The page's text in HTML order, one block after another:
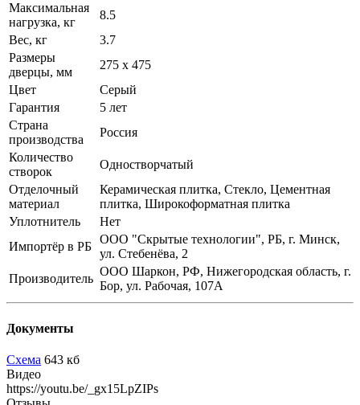
Максимальная
нагрузка, кг
8.5
Вес, кг
3.7
Размеры
дверцы, мм
275 х 475
Цвет
Серый
Гарантия
5 лет
Страна
производства
Россия
Количество
створок
Одностворчатый
Отделочный
материал
Керамическая плитка, Стекло, Цементная
плитка, Широкоформатная плитка
Уплотнитель
Нет
Импортёр в РБ
ООО "Скрытые технологии", РБ, г. Минск,
ул. Стебенёва, 2
Производитель
ООО Шаркон, РФ, Нижегородская область, г.
Бор, ул. Рабочая, 107А
Документы
Схема 643 кб
Видео
https://youtu.be/_gx15LpZIPs